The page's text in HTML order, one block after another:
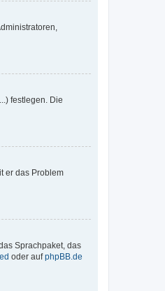
festlegen. Die
er das Problem
Sprachpaket, das
oder aufphpBB.de